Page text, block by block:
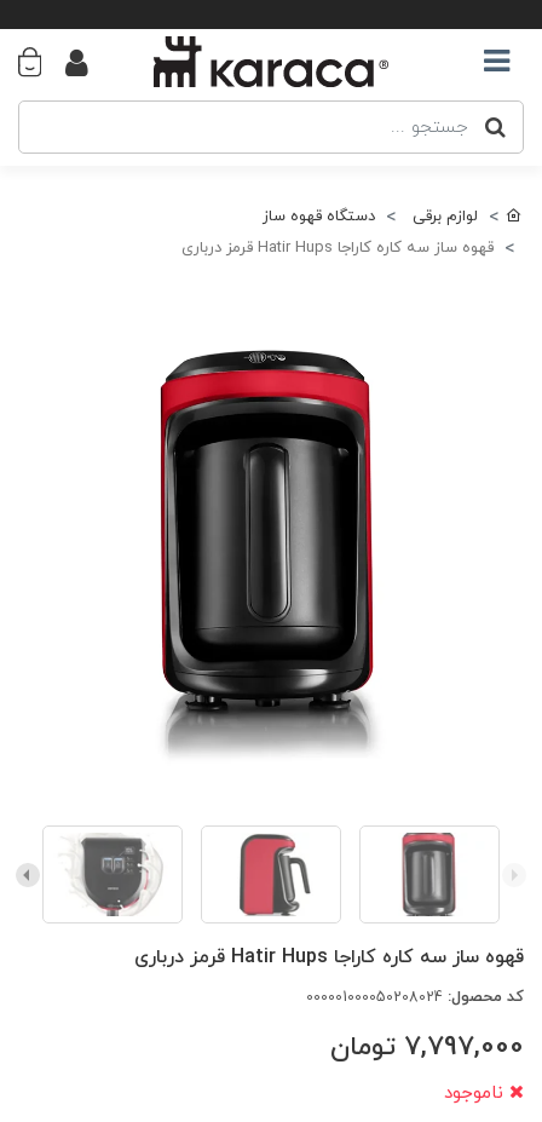
لوازم برقی
دستگاه قهوه ساز
قهوه ساز سه کاره کاراجا Hatir Hups قرمز درباری
قهوه ساز سه کاره کاراجا Hatir Hups قرمز درباری
کد محصول:
7,797,000 تومان
ناموجود